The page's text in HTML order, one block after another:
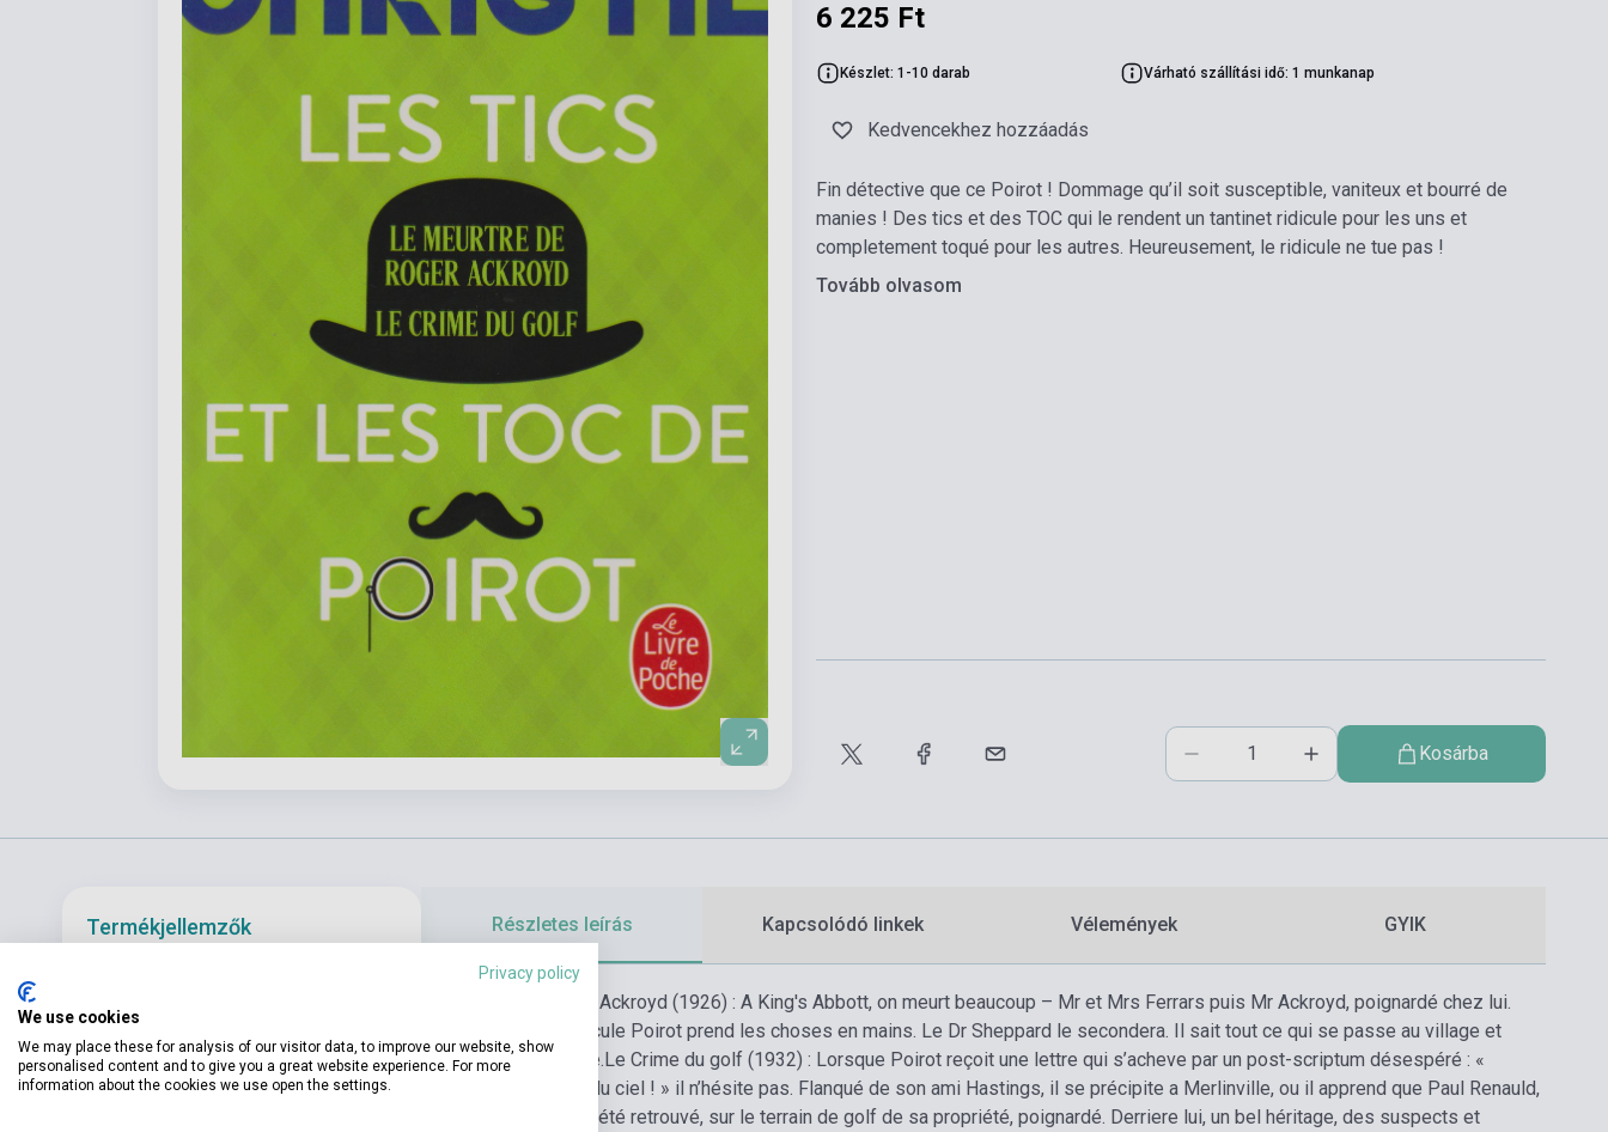
6 225 Ft
Készlet: 1-10 darab Várható szállítási idő: 1 munkanap
Kedvencekhez hozzáadás
Fin détective que ce Poirot ! Dommage qu’il soit susceptible, vaniteux et bourré de
manies ! Des tics et des TOC qui le rendent un tantinet ridicule pour les uns et
completement toqué pour les autres. Heureusement, le ridicule ne tue pas !
Tovább olvasom
Kosárba
Termékjellemzők
Szerző Agatha Christie
Oldalszám 600
Részletes leírás Kapcsolódó linkek Vélemények GYIK
Le Meurtre de Roger Ackroyd (1926) : A King's Abbott, on meurt beaucoup – Mr et Mrs Ferrars puis Mr Ackroyd, poignardé chez lui.
Trop, c’est trop ! Hercule Poirot prend les choses en mains. Le Dr Sheppard le secondera. Il sait tout ce qui se passe au village et
connaît tout le monde. Le Crime du golf (1932) : Lorsque Poirot reçoit une lettre qui s’acheve par un post-scriptum désespéré : «
Venez, pour l’amour du ciel ! » il n’hésite pas. Flanqué de son ami Hastings, il se précipite a Merlinville, ou il apprend que Paul Renauld,
l’auteur de la lettre, a été retrouvé, sur le terrain de golf de sa propriété, poignardé. Derriere lui, un bel héritage, des suspects et
Privacy policy
We use cookies
We may place these for analysis of our visitor data, to improve our website, show
personalised content and to give you a great website experience. For more
information about the cookies we use open the settings.